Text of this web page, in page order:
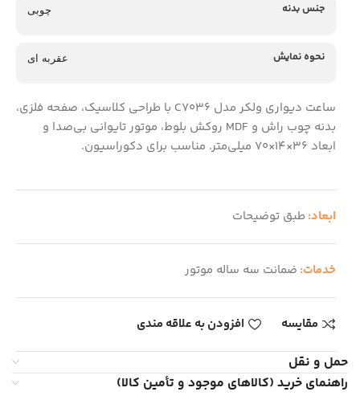
جنس بدنه چوبی
نحوه نمایش عقربه ای
ساعت دیواری ولکر مدل C7036 با طراحی کلاسیک، صفحه فلزی،
بدنه چوب راش و MDF روکش بلوط، موتور تایوانی بی‌صدا و
ابعاد ۳۶×۱۴×۷۰ میلی‌متر. مناسب برای دکوراسیون.
ابعاد: طبق توضیحات
خدمات: ضمانت سه ساله موتور
مقایسه افزودن به علاقه مندی
حمل و نقل
راهنمای خرید (کالاهای موجود و تأمین کالا)